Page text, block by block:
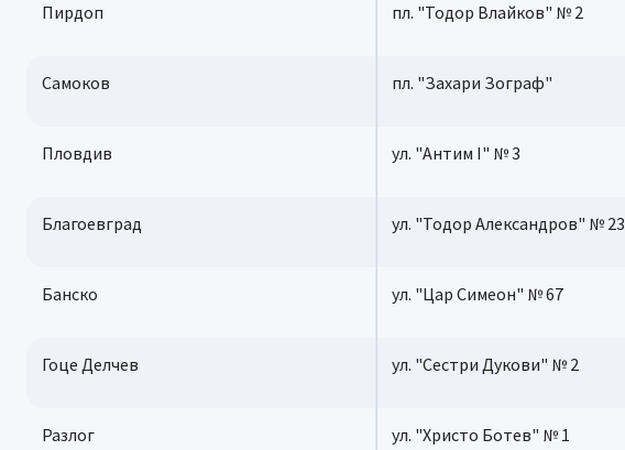
Пирдоп пл. "Тодор Влайков" № 2
Самоков пл. "Захари Зограф"
Пловдив ул. "Антим I" № 3
Благоевград ул. "Тодор Александров" № 23
Банско ул. "Цар Симеон" № 67
Гоце Делчев ул. "Сестри Дукови" № 2
Разлог ул. "Христо Ботев" № 1